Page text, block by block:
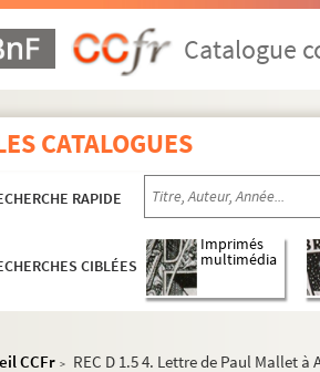
Catalogue
CATALOGUES
RAPIDE
CIBLÉES
Imprimés
multimédia
CCFr > REC D 1.5 4. Lettre de Paul Mallet à